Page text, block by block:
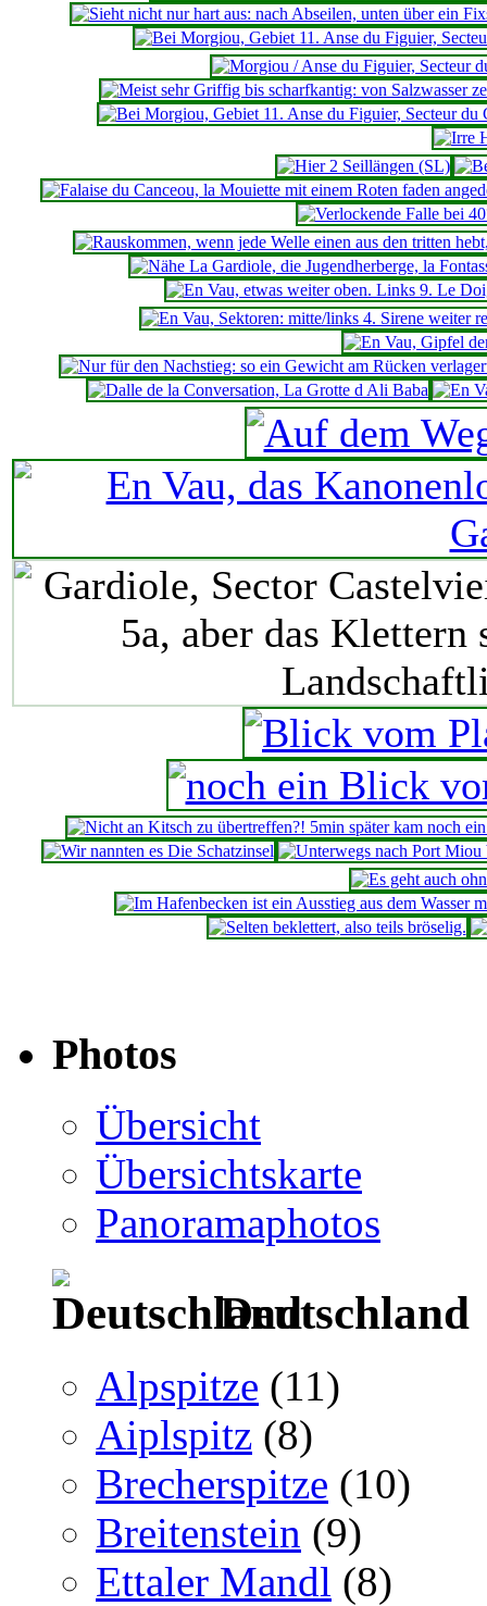
Photos
Übersicht
Übersichtskarte
Panoramaphotos
Deutschland
Alpspitze (11)
Aiplspitz (8)
Brecherspitze (10)
Breitenstein (9)
Ettaler Mandl (8)